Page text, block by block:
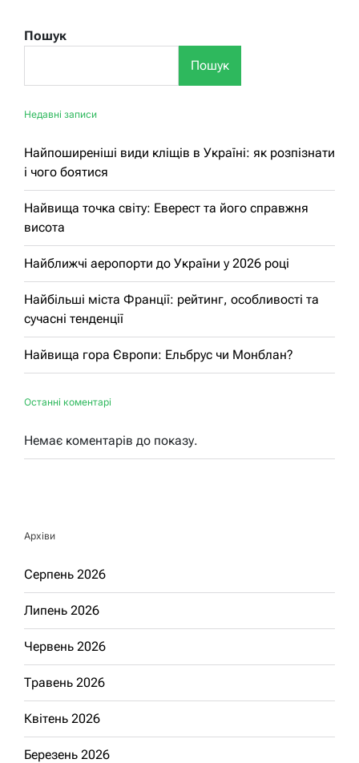
Пошук
Пошук
Недавні записи
Найпоширеніші види кліщів в Україні: як розпізнати
і чого боятися
Найвища точка світу: Еверест та його справжня
висота
Найближчі аеропорти до України у 2026 році
Найбільші міста Франції: рейтинг, особливості та
сучасні тенденції
Найвища гора Європи: Ельбрус чи Монблан?
Останні коментарі
Немає коментарів до показу.
Архіви
Серпень 2026
Липень 2026
Червень 2026
Травень 2026
Квітень 2026
Березень 2026